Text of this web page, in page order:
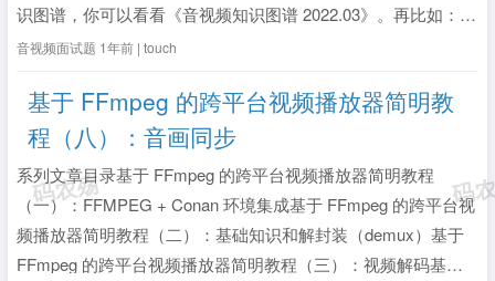
识图谱，你可以看看《音视频知识图谱 2022.03》。再比如：周
期性地整理音视频相关的面试题，汇集一份音视频面试题集
RTMP 消息分优先... 全文》
音视频面试题 1年前 | touch
基于 FFmpeg 的跨平台视频播放器简明教
程（八）：音画同步
系列文章目录基于 FFmpeg 的跨平台视频播放器简明教程
（一）：FFMPEG + Conan 环境集成基于 FFmpeg 的跨平台视
频播放器简明教程（二）：基础知识和解封装（demux）基于
FFmpeg 的跨平台视频播放器简明教程（三）：视频解码基于